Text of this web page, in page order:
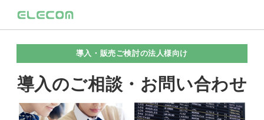
導入・販売ご検討の法人様向け
導入のご相談・お問い合わせ